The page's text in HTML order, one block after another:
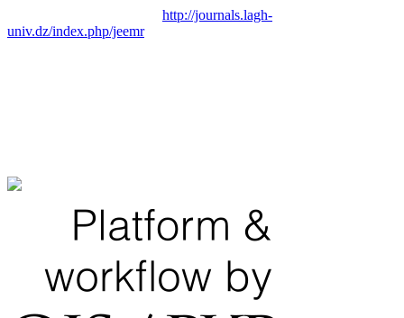
http://journals.lagh-
univ.dz/index.php/jeemr